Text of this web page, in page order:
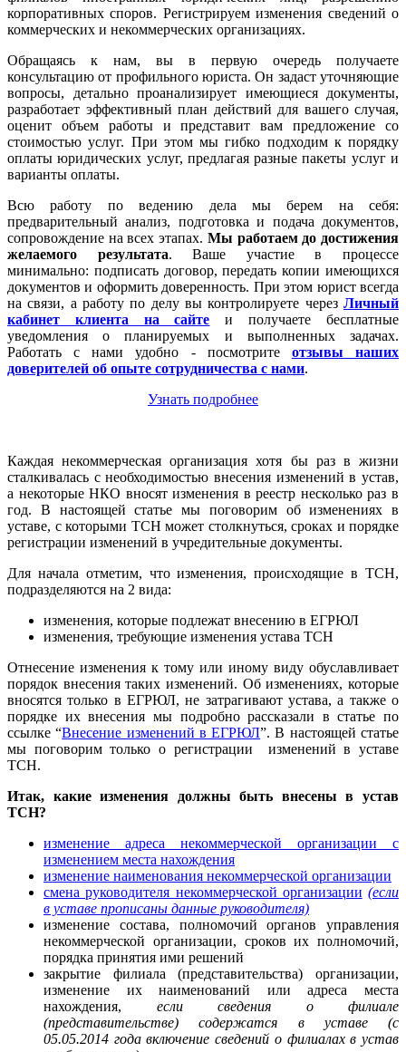
корпоративных споров. Регистрируем изменения сведений о
коммерческих и некоммерческих организациях.
Обращаясь к нам, вы в первую очередь получаете
консультацию от профильного юриста. Он задаст уточняющие
вопросы, детально проанализирует имеющиеся документы,
разработает эффективный план действий для вашего случая,
оценит объем работы и представит вам предложение со
стоимостью услуг. При этом мы гибко подходим к порядку
оплаты юридических услуг, предлагая разные пакеты услуг и
варианты оплаты.
Всю работу по ведению дела мы берем на себя:
предварительный анализ, подготовка и подача документов,
сопровождение на всех этапах. Мы работаем до достижения
желаемого результата. Ваше участие в процессе
минимально: подписать договор, передать копии имеющихся
документов и оформить доверенность. При этом юрист всегда
на связи, а работу по делу вы контролируете через Личный
кабинет клиента на сайте и получаете бесплатные
уведомления о планируемых и выполненных задачах.
Работать с нами удобно - посмотрите отзывы наших
доверителей об опыте сотрудничества с нами.
Узнать подробнее
Каждая некоммерческая организация хотя бы раз в жизни
сталкивалась с необходимостью внесения изменений в устав,
а некоторые НКО вносят изменения в реестр несколько раз в
год. В настоящей статье мы поговорим об изменениях в
уставе, с которыми ТСН может столкнуться, сроках и порядке
регистрации изменений в учредительные документы.
Для начала отметим, что изменения, происходящие в ТСН,
подразделяются на 2 вида:
изменения, которые подлежат внесению в ЕГРЮЛ
изменения, требующие изменения устава ТСН
Отнесение изменения к тому или иному виду обуславливает
порядок внесения таких изменений. Об изменениях, которые
вносятся только в ЕГРЮЛ, не затрагивают устава, а также о
порядке их внесения мы подробно рассказали в статье по
ссылке “Внесение изменений в ЕГРЮЛ”. В настоящей статье
мы поговорим только о регистрации изменений в уставе
ТСН.
Итак, какиеизменения должны быть внесены в устав
ТСН?
изменение адреса некоммерческой организации с
изменением места нахождения
изменение наименования некоммерческой организации
смена руководителя некоммерческой организации (если
в уставе прописаны данные руководителя)
изменение состава, полномочий органов управления
некоммерческой организации, сроков их полномочий,
порядка принятия ими решений
закрытие филиала (представительства) организации,
изменение их наименований или адреса места
нахождения, если сведения о филиале
(представительстве) содержатся в уставе (с
05.05.2014 года включение сведений о филиалах в устав